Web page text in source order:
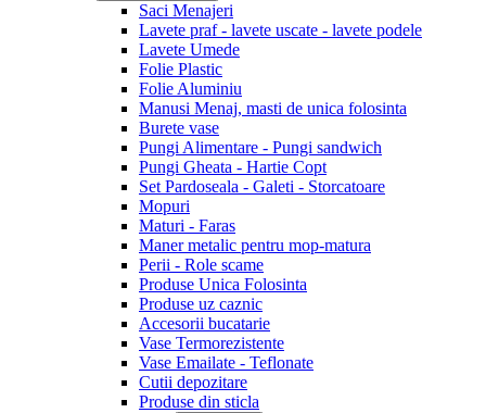
Saci Menajeri
Lavete praf - lavete uscate - lavete podele
Lavete Umede
Folie Plastic
Folie Aluminiu
Manusi Menaj, masti de unica folosinta
Burete vase
Pungi Alimentare - Pungi sandwich
Pungi Gheata - Hartie Copt
Set Pardoseala - Galeti - Storcatoare
Mopuri
Maturi - Faras
Maner metalic pentru mop-matura
Perii - Role scame
Produse Unica Folosinta
Produse uz caznic
Accesorii bucatarie
Vase Termorezistente
Vase Emailate - Teflonate
Cutii depozitare
Produse din sticla